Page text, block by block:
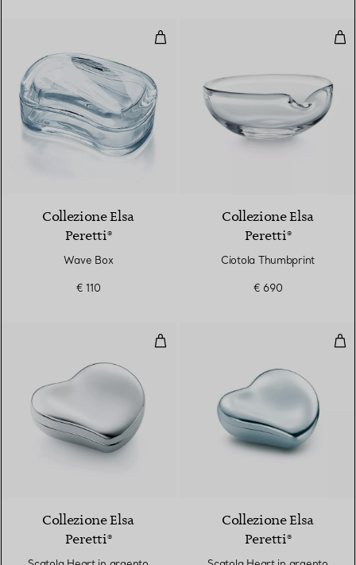
Wave Box
Collezione Elsa
Peretti®
Wave Box
€ 110
Collezione Elsa
Peretti®
Ciotola Thumbprint
€ 690
Scatola Heart in argento
Collezione Elsa
Peretti®
Collezione Elsa
Peretti®